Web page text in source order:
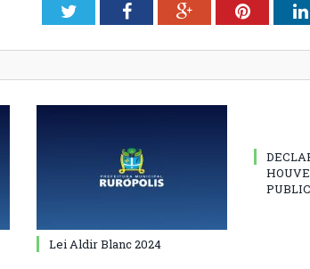
TwitterFacebookGoogle+Pinterest
Lei Aldir Blanc 2024